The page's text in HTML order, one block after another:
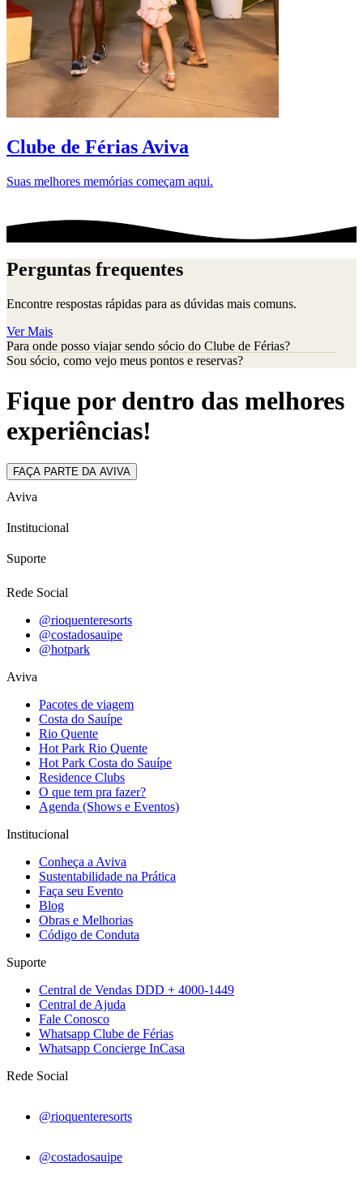
Clube de Férias Aviva
Suas melhores memórias começam aqui.
Perguntas frequentes
Encontre respostas rápidas para as dúvidas mais comuns.
Ver Mais
Para onde posso viajar sendo sócio do Clube de Férias?
Sou sócio, como vejo meus pontos e reservas?
Fique por dentro das melhores
experiências!
FAÇA PARTE DA AVIVA
Aviva
Institucional
Suporte
Rede Social
@rioquenteresorts
@costadosauipe
@hotpark
Aviva
Pacotes de viagem
Costa do Sauípe
Rio Quente
Hot Park Rio Quente
Hot Park Costa do Sauípe
Residence Clubs
O que tem pra fazer?
Agenda (Shows e Eventos)
Institucional
Conheça a Aviva
Sustentabilidade na Prática
Faça seu Evento
Blog
Obras e Melhorias
Código de Conduta
Suporte
Central de Vendas DDD + 4000-1449
Central de Ajuda
Fale Conosco
Whatsapp Clube de Férias
Whatsapp Concierge InCasa
Rede Social
@rioquenteresorts
@costadosauipe